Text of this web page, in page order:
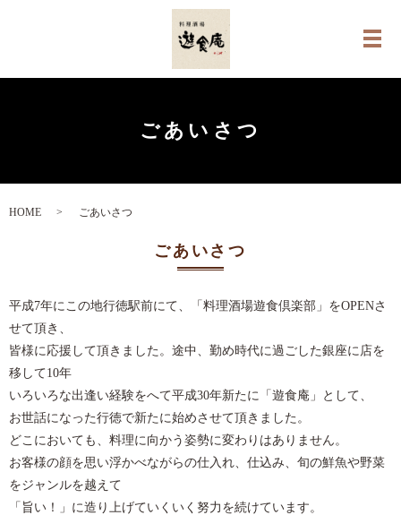
メ
ごあいさつ
HOME ごあいさつ
ごあいさつ
平成7年にこの地行徳駅前にて、「料理酒場遊食倶楽部」をOPENさ
せて頂き、
皆様に応援して頂きました。途中、勤め時代に過ごした銀座に店を
移して10年
いろいろな出逢い経験をへて平成30年新たに「遊食庵」として、
お世話になった行徳で新たに始めさせて頂きました。
どこにおいても、料理に向かう姿勢に変わりはありません。
お客様の顔を思い浮かべながらの仕入れ、仕込み、旬の鮮魚や野菜
をジャンルを越えて
「旨い！」に造り上げていくいく努力を続けています。